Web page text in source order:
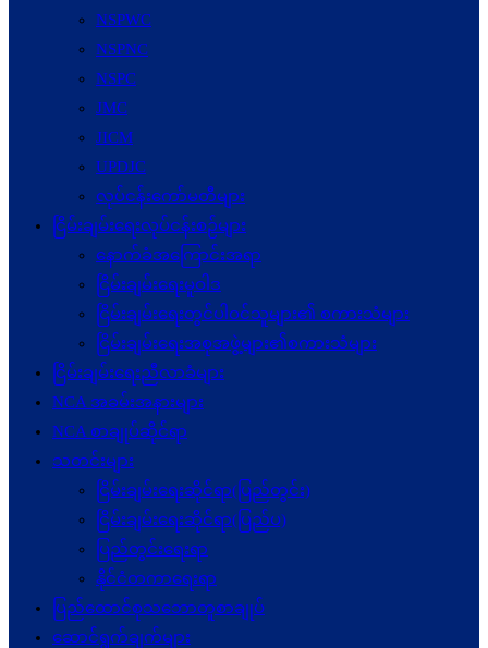
NSPWC
NSPNC
NSPC
JMC
JICM
UPDJC
လုပ်ငန်းကော်မတီများ
ငြိမ်းချမ်းရေးလုပ်ငန်းစဉ်များ
နောက်ခံအကြောင်းအရာ
ငြိမ်းချမ်းရေးမူဝါဒ
ငြိမ်းချမ်းရေးတွင်ပါဝင်သူများ၏ စကားသံများ
ငြိမ်းချမ်းရေးအစုအဖွဲ့များ၏စကားသံများ
ငြိမ်းချမ်းရေးညီလာခံများ
NCA အခမ်းအနားများ
NCA စာချုပ်ဆိုင်ရာ
သတင်းများ
ငြိမ်းချမ်းရေးဆိုင်ရာ(ပြည်တွင်း)
ငြိမ်းချမ်းရေးဆိုင်ရာ(ပြည်ပ)
ပြည်တွင်းရေးရာ
နိုင်ငံတကာရေးရာ
ပြည်ထောင်စုသဘောတူစာချုပ်
ဆောင်ရွက်ချက်များ